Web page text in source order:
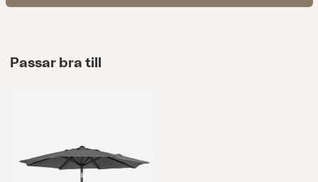
Passar bra till